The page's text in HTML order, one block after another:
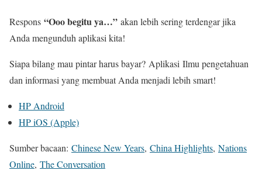
Respons “Ooo begitu ya…” akan lebih sering terdengar jika
Anda mengunduh aplikasi kita!
Siapa bilang mau pintar harus bayar? Aplikasi Ilmu pengetahuan
dan informasi yang membuat Anda menjadi lebih smart!
HP Android
HP iOS (Apple)
Sumber bacaan: Chinese New Years, China Highlights, Nations
Online, The Conversation